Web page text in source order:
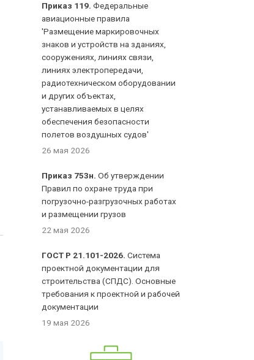
Приказ 119. Федеральные
авиационные правила
'Размещение маркировочных
знаков и устройств на зданиях,
сооружениях, линиях связи,
линиях электропередачи,
радиотехническом оборудовании
и других объектах,
устанавливаемых в целях
обеспечения безопасности
полетов воздушных судов'
26 мая 2026
Приказ 753н. Об утверждении
Правил по охране труда при
погрузочно-разгрузочных работах
и размещении грузов
22 мая 2026
ГОСТ Р 21.101-2026. Система
проектной документации для
строительства (СПДС). Основные
требования к проектной и рабочей
документации
19 мая 2026